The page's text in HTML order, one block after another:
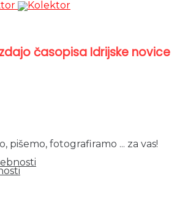
časopisa Idrijske novice
pišemo, fotografiramo ... za vas!